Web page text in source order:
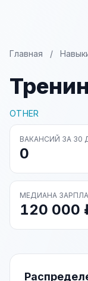
Главная /
OTHER
ВАКАНСИЙ ЗА 30
0
МЕДИАНА
120 000